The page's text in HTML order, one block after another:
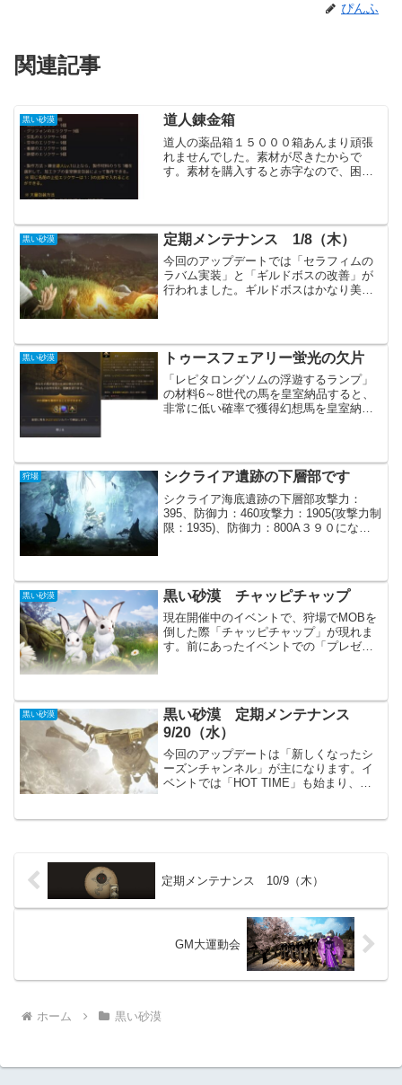
ぴんふ
関連記事
黒い砂漠 道人錬金箱
道人の薬品箱１５０００箱あんまり頑張
れませんでした。素材が尽きたからで
す。素材を購入すると赤字なので、困っ
切って購入するかで選択する...
黒い砂漠 定期メンテナンス 1/8（木）
今回のアップデートでは「セラフィムの
ラバム実装」と「ギルドボスの改善」が
行われました。ギルドボスはかなり美味
微妙に感じてし...
黒い砂漠 トゥースフェアリー蛍光の欠片
「レピタロングソムの浮遊するランプ」
の材料6～8世代の馬を皇室納品すると、
非常に低い確率で獲得幻想馬を皇室納品
した。６世代馬の納品時...
狩場 シクライア遺跡の下層部です
シクライア海底遺跡の下層部攻撃力：
395、防御力：460攻撃力：1905(攻撃力制
限：1935)、防御力：800A３９０になっ
関して...
黒い砂漠 黒い砂漠 チャッピチャップ
現在開催中のイベントで、狩場でMOBを
倒した際「チャッピチャップ」が現れま
す。前にあったイベントでの「プレゼン
せん。また入手できるア...
黒い砂漠
黒い砂漠 定期メンテナンス
9/20（水）
今回のアップデートは「新しくなったシ
ーズンチャンネル」が主になります。イ
ベントでは「HOT TIME」も始まり、新
定期メンテナンス 10/9（木）
GM大運動会
ホーム 黒い砂漠